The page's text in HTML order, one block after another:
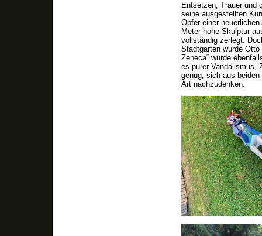
Entsetzen, Trauer und
seine ausgestellten
Opfer einer
Meter hohe Skulptur
vollständig zerlegt.
Stadtgarten wurde
Zeneca“ wurde
es purer Vandalismus,
genug, sich aus
Art nachzudenken.